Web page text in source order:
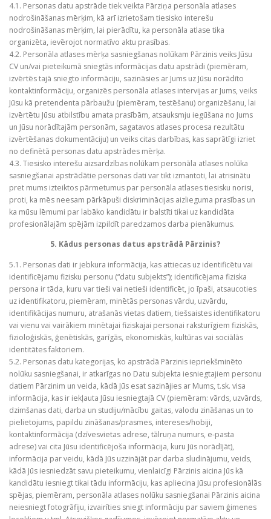
4.1. Personas datu apstrāde tiek veikta Pārziņa personāla atlases
nodrošināšanas mērķim, kā arī izrietošam tiesisko interešu
nodrošināšanas mērķim, lai pierādītu, ka personāla atlase tika
organizēta, ievērojot normatīvo aktu prasības.
4.2. Personāla atlases mērķa sasniegšanas nolūkam Pārzinis veiks Jūsu
CV un/vai pieteikumā sniegtās informācijas datu apstrādi (piemēram,
izvērtēs tajā sniegto informāciju, sazināsies ar Jums uz Jūsu norādīto
kontaktinformāciju, organizēs personāla atlases intervijas ar Jums, veiks
Jūsu kā pretendenta pārbaužu (piemēram, testēšanu) organizēšanu, lai
izvērtētu Jūsu atbilstību amata prasībām, atsauksmju iegūšana no Jums
un Jūsu norādītajām personām, sagatavos atlases procesa rezultātu
izvērtēšanas dokumentāciju) un veiks citas darbības, kas saprātīgi izriet
no definētā personas datu apstrādes mērķa.
4.3. Tiesisko interešu aizsardzības nolūkam personāla atlases nolūka
sasniegšanai apstrādātie personas dati var tikt izmantoti, lai atrisinātu
pret mums izteiktos pārmetumus par personāla atlases tiesisku norisi,
proti, ka mēs neesam pārkāpuši diskriminācijas aizlieguma prasības un
ka mūsu lēmumi par labāko kandidātu ir balstīti tikai uz kandidāta
profesionālajām spējām izpildīt paredzamos darba pienākumus.
5. Kādus personas datus apstrādā Pārzinis?
5.1. Personas dati ir jebkura informācija, kas attiecas uz identificētu vai
identificējamu fizisku personu (“datu subjekts”); identificējama fiziska
persona ir tāda, kuru var tieši vai netieši identificēt, jo īpaši, atsaucoties
uz identifikatoru, piemēram, minētās personas vārdu, uzvārdu,
identifikācijas numuru, atrašanās vietas datiem, tiešsaistes identifikatoru
vai vienu vai vairākiem minētajai fiziskajai personai raksturīgiem fiziskās,
fizioloģiskās, ģenētiskās, garīgās, ekonomiskās, kultūras vai sociālās
identitātes faktoriem.
5.2. Personas datu kategorijas, ko apstrādā Pārzinis iepriekšminēto
nolūku sasniegšanai, ir atkarīgas no Datu subjekta iesniegtajiem personu
datiem Pārzinim un veida, kādā Jūs esat sazinājies ar Mums, t.sk. visa
informācija, kas ir iekļauta Jūsu iesniegtajā CV (piemēram: vārds, uzvārds,
dzimšanas dati, darba un studiju/mācību gaitas, valodu zināšanas un to
pielietojums, papildu zināšanas/prasmes, intereses/hobiji,
kontaktinformācija (dzīvesvietas adrese, tālruņa numurs, e-pasta
adrese) vai cita Jūsu identificējoša informācija, kuru Jūs norādījāt),
informācija par veidu, kādā Jūs uzzinājāt par darba sludinājumu, veids,
kādā Jūs iesniedzāt savu pieteikumu, vienlaicīgi Pārzinis aicina Jūs kā
kandidātu iesniegt tikai tādu informāciju, kas apliecina Jūsu profesionālās
spējas, piemēram, personāla atlases nolūku sasniegšanai Pārzinis aicina
neiesniegt fotogrāfiju, izvairīties sniegt informāciju par saviem ģimenes